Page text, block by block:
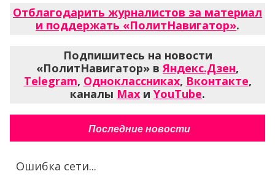
Отблагодарить журналистов за материал
и поддержать «ПолитНавигатор».
Подпишитесь на новости
«ПолитНавигатор» вЯндекс.Дзен,
Telegram, Одноклассниках, Вконтакте,
каналы Max и YouTube.
Последние новости
Ошибка сети...